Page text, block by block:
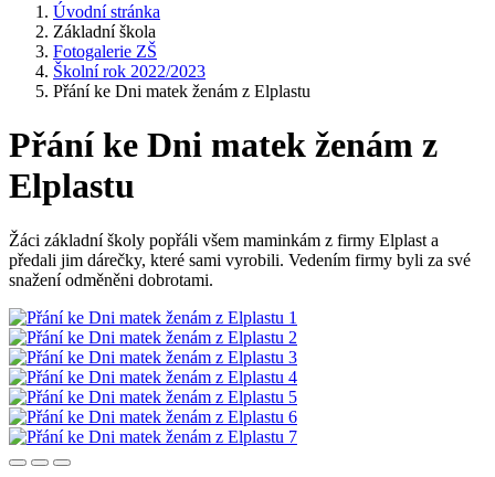
Úvodní stránka
Základní škola
Fotogalerie ZŠ
Školní rok 2022/2023
Přání ke Dni matek ženám z Elplastu
Přání ke Dni matek ženám z
Elplastu
Žáci základní školy popřáli všem maminkám z firmy Elplast a
předali jim dárečky, které sami vyrobili. Vedením firmy byli za své
snažení odměněni dobrotami.